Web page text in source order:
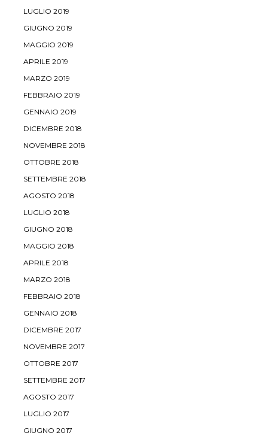
LUGLIO 2019
GIUGNO 2019
MAGGIO 2019
APRILE 2019
MARZO 2019
FEBBRAIO 2019
GENNAIO 2019
DICEMBRE 2018
NOVEMBRE 2018
OTTOBRE 2018
SETTEMBRE 2018
AGOSTO 2018
LUGLIO 2018
GIUGNO 2018
MAGGIO 2018
APRILE 2018
MARZO 2018
FEBBRAIO 2018
GENNAIO 2018
DICEMBRE 2017
NOVEMBRE 2017
OTTOBRE 2017
SETTEMBRE 2017
AGOSTO 2017
LUGLIO 2017
GIUGNO 2017